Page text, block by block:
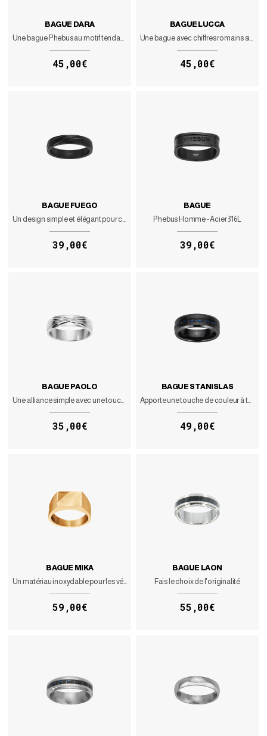
BAGUE DARA
Une bague Phebus au motif tendance
45,00€
BAGUE LUCCA
Une bague avec chiffres romains simple mais originale
45,00€
BAGUE FUEGO
Un design simple et élégant pour cet anneau en acier noir
39,00€
BAGUE
Phebus Homme - Acier 316L
39,00€
BAGUE PAOLO
Une alliance simple avec une touche de fantaisie
35,00€
BAGUE STANISLAS
Apporte une touche de couleur à ta tenue
49,00€
BAGUE MIKA
Un matériau inoxydable pour les véritables gentlemen
59,00€
BAGUE LAON
Fais le choix de l'originalité
55,00€